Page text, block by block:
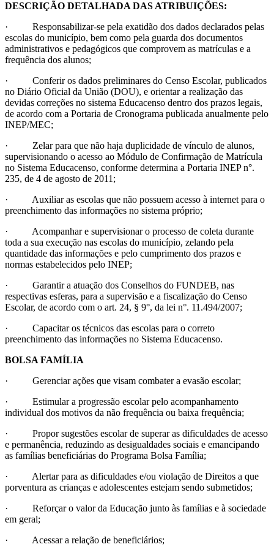
DESCRIÇÃO DETALHADA DAS ATRIBUIÇÕES:
· Responsabilizar-se pela exatidão dos dados declarados pelas
escolas do município, bem como pela guarda dos documentos
administrativos e pedagógicos que comprovem as matrículas e a
frequência dos alunos;
· Conferir os dados preliminares do Censo Escolar, publicados
no Diário Oficial da União (DOU), e orientar a realização das
devidas correções no sistema Educacenso dentro dos prazos legais,
de acordo com a Portaria de Cronograma publicada anualmente pelo
INEP/MEC;
· Zelar para que não haja duplicidade de vínculo de alunos,
supervisionando o acesso ao Módulo de Confirmação de Matrícula
no Sistema Educacenso, conforme determina a Portaria INEP n°.
235, de 4 de agosto de 2011;
· Auxiliar as escolas que não possuem acesso à internet para o
preenchimento das informações no sistema próprio;
· Acompanhar e supervisionar o processo de coleta durante
toda a sua execução nas escolas do município, zelando pela
quantidade das informações e pelo cumprimento dos prazos e
normas estabelecidos pelo INEP;
· Garantir a atuação dos Conselhos do FUNDEB, nas
respectivas esferas, para a supervisão e a fiscalização do Censo
Escolar, de acordo com o art. 24, § 9°, da lei n°. 11.494/2007;
· Capacitar os técnicos das escolas para o correto
preenchimento das informações no Sistema Educacenso.
BOLSA FAMÍLIA
· Gerenciar ações que visam combater a evasão escolar;
· Estimular a progressão escolar pelo acompanhamento
individual dos motivos da não frequência ou baixa frequência;
· Propor sugestões escolar de superar as dificuldades de acesso
e permanência, reduzindo as desigualdades sociais e emancipando
as famílias beneficiárias do Programa Bolsa Família;
· Alertar para as dificuldades e/ou violação de Direitos a que
porventura as crianças e adolescentes estejam sendo submetidos;
· Reforçar o valor da Educação junto às famílias e à sociedade
em geral;
· Acessar a relação de beneficiários;